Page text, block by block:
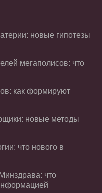
новые гипотезы
мегаполисов: что
как формируют
новые методы
что нового в
что